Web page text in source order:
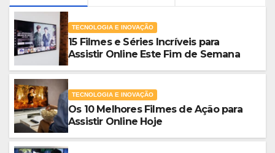
TECNOLOGIA E INOVAÇÃO
15 Filmes e Séries Incríveis para
Assistir Online Este Fim de Semana
TECNOLOGIA E INOVAÇÃO
Os 10 Melhores Filmes de Ação para
Assistir Online Hoje